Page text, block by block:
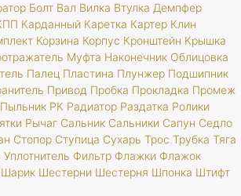
Болт Вал Вилка Втулка Демпфер
Карданный Каретка Картер Клин
Корзина Корпус Кронштейн Крышка
Муфта Наконечник Облицовка
Палец Пластина Плунжер Подшипник
Привод Пробка Прокладка Промеж
Пыльник РК Радиатор Раздатка Ролики
Рычаг Сальник Сальники Сапун Седло
Стопор Ступица Сухарь Трос Трубка Тяга
Уплотнитель Фильтр Флажки Флажок
Шарик Шестерни Шестерня Шпонка Штифт